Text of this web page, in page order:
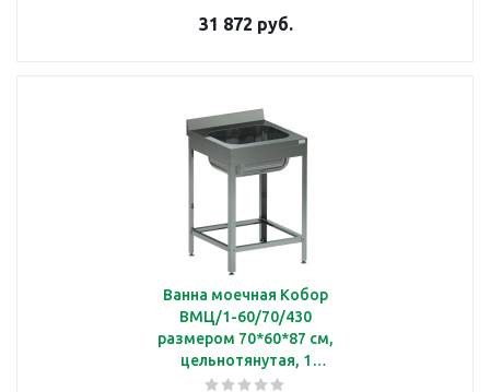
31 872 руб.
Ванна моечная Кобор
ВМЦ/1-60/70/430
размером 70*60*87 см,
цельнотянутая, 1
секционная, борт